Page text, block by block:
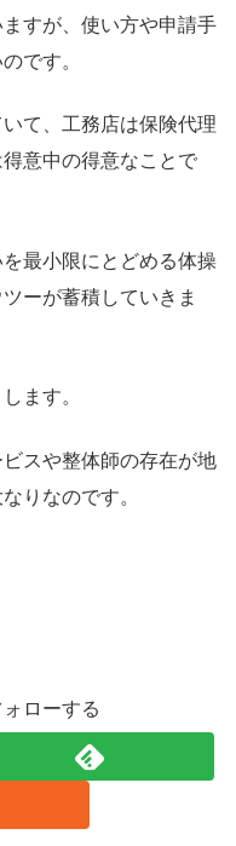
すが、使い方や申請手
です。
て、工務店は保険代理
意中の得意なことで
最小限にとどめる体操
ーが蓄積していきま
ます。
スや整体師の存在が地
りなのです。
ローする